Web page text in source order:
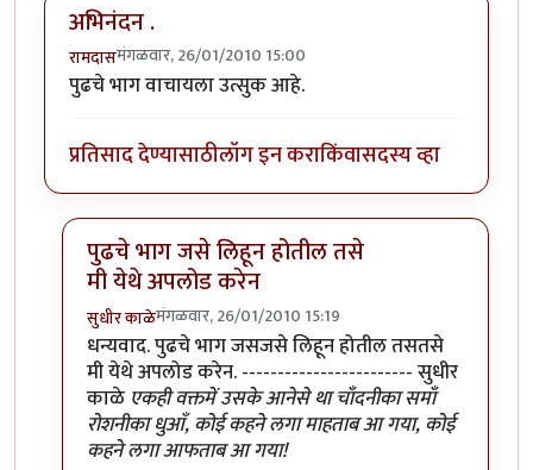
अभिनंदन .
रामदासमंगळवार, 26/01/2010 15:00
पुढचे भाग वाचायला उत्सुक आहे.
प्रतिसाद देण्यासाठीलॉग इन कराकिंवासदस्य व्हा
पुढचे भाग जसे लिहून होतील तसे
मी येथे अपलोड करेन
सुधीर काळेमंगळवार, 26/01/2010 15:19
In reply toअभिनंदन .byरामदास
धन्यवाद. पुढचे भाग जसजसे लिहून होतील तसतसे
मी येथे अपलोड करेन. ------------------------ सुधीर
काळे एकही वक्तमें उसके आनेसे था चाँदनीका समाँ
रोशनीका धुआँ, कोई कहने लगा माहताब आ गया, कोई
कहने लगा आफताब आ गया!